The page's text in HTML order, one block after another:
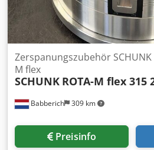
Babberich 309 km
Zerspanungszubehör SCHUNK
M flex
SCHUNK ROTA-M flex 315
Preisinfo